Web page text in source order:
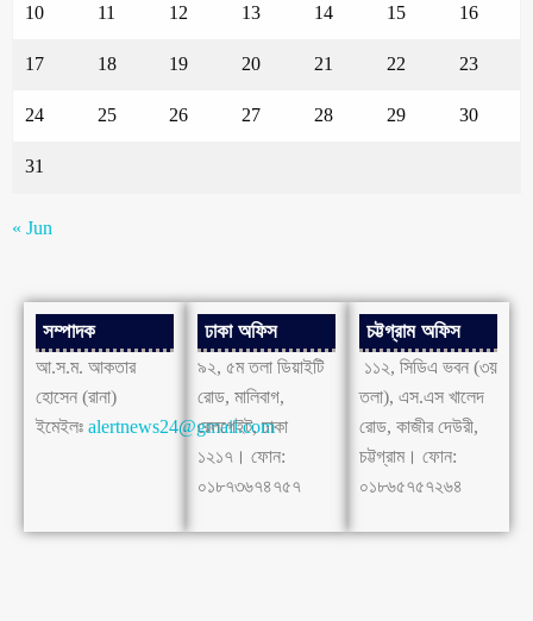
10 11 12 13 14 15 16
17 18 19 20 21 22 23
24 25 26 27 28 29 30
31
« Jun
সম্পাদক
আ.স.ম. আকতার
হোসেন (রানা)
ইমেইলঃ alertnews24@gmail.com
ঢাকা অফিস
৯২, ৫ম তলা ডিয়াইটি
রোড, মালিবাগ,
রেলগেইট, ঢাকা
১২১৭। ফোন:
০১৮৭৩৬৭৪৭৫৭
চট্টগ্রাম অফিস
১১২, সিডিএ ভবন (৩য়
তলা), এস.এস খালেদ
রোড, কাজীর দেউরী,
চট্টগ্রাম। ফোন:
০১৮৬৫৭৫৭২৬৪